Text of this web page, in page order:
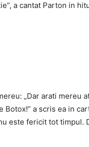
a cantat Parton in
„Dar arati mereu
Botox!” a scris ea in
este fericit tot timpul.